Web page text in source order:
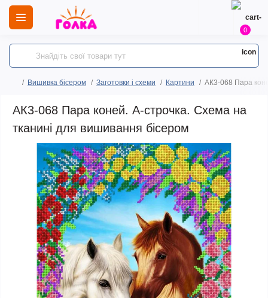
0
Вишивка бісером Заготовки і схеми Картини АК3-068 Пара
АК3-068 Пара коней. А-строчка. Схема на
тканині для вишивання бісером